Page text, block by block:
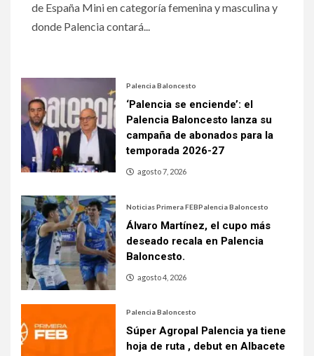
de España Mini en categoría femenina y masculina y
donde Palencia contará...
Palencia Baloncesto
‘Palencia se enciende’: el
Palencia Baloncesto lanza su
campaña de abonados para la
temporada 2026-27
agosto 7, 2026
Noticias Primera FEBPalencia Baloncesto
Álvaro Martínez, el cupo más
deseado recala en Palencia
Baloncesto.
agosto 4, 2026
Palencia Baloncesto
Súper Agropal Palencia ya tiene
hoja de ruta , debut en Albacete